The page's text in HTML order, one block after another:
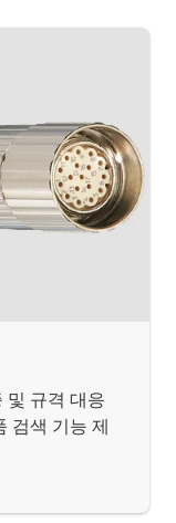
및 규격 대응
검색 기능 제